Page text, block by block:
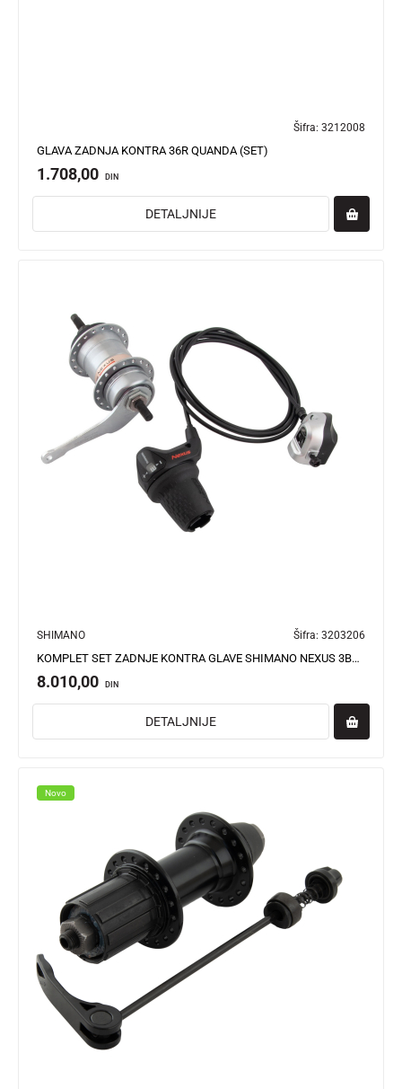
Šifra: 3212008
GLAVA ZADNJA KONTRA 36R QUANDA (SET)
1.708,00 DIN
DETALJNIJE
SHIMANO Šifra: 3203206
KOMPLET SET ZADNJE KONTRA GLAVE SHIMANO NEXUS 3BRZ ASG3C41A2068 2025
8.010,00 DIN
DETALJNIJE
Novo